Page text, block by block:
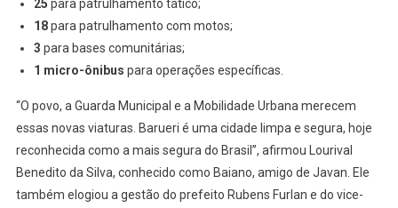
25 para patrulhamento tático;
18para patrulhamento com motos;
3 para bases comunitárias;
1 micro-ônibus para operações específicas.
“O povo, a Guarda Municipal e a Mobilidade Urbana merecem
essas novas viaturas. Barueri é uma cidade limpa e segura, hoje
reconhecida como a mais segura do Brasil”, afirmou Lourival
Benedito da Silva, conhecido como Baiano, amigo de Javan. Ele
também elogiou a gestão do prefeito Rubens Furlan e do vice-